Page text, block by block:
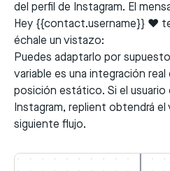
del perfil de Instagram. El
Hey {{contact.username}} ❤️
échale un vistazo:
Puedes adaptarlo por
variable es una integración
posición estático. Si el usuario
Instagram, replient obtendrá el
siguiente flujo.